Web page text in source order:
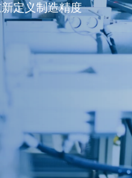
定义制造精度